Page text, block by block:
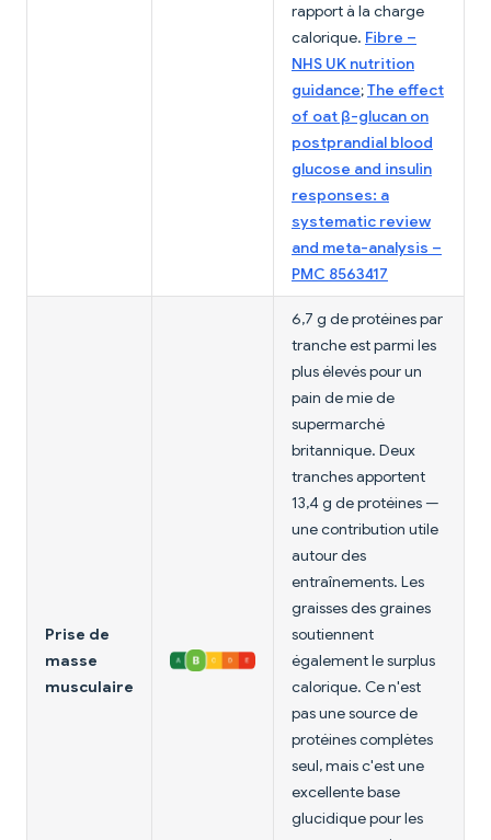
rapport à la charge
calorique. Fibre –
NHS UK nutrition
guidance;The effect
of oat β-glucan on
postprandial blood
glucose and insulin
responses: a
systematic review
and meta-analysis –
PMC 8563417
Prise de
masse
musculaire
6,7 g de protéines par
tranche est parmi les
plus élevés pour un
pain de mie de
supermarché
britannique. Deux
tranches apportent
13,4 g de protéines —
une contribution utile
autour des
entraînements. Les
graisses des graines
soutiennent
également le surplus
calorique. Ce n'est
pas une source de
protéines complètes
seul, mais c'est une
excellente base
glucidique pour les